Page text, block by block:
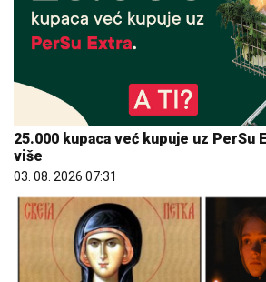
25.000 kupaca već kupuje uz PerSu
više
03. 08. 2026 07:31